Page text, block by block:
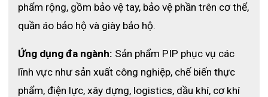
phẩm rộng, gồm bảo vệ tay, bảo vệ phần trên cơ thể,
quần áo bảo hộ và giày bảo hộ.
Ứng dụng đa ngành: Sản phẩm PIP phục vụ các
lĩnh vực như sản xuất công nghiệp, chế biến thực
phẩm, điện lực, xây dựng, logistics, dầu khí, cơ khí